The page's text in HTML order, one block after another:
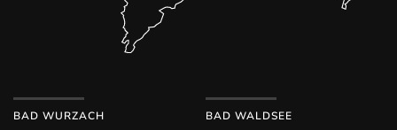
BAD WURZACH BAD WALDSEE